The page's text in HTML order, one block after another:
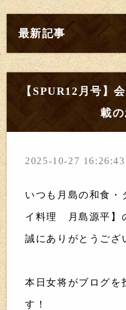
最新記事
【SPUR12月号
載
2025-10-27 16:26:43
いつも月島の和食・
イ料理 月島源平】
誠にありがとうござ
本日女将がブログを
す！